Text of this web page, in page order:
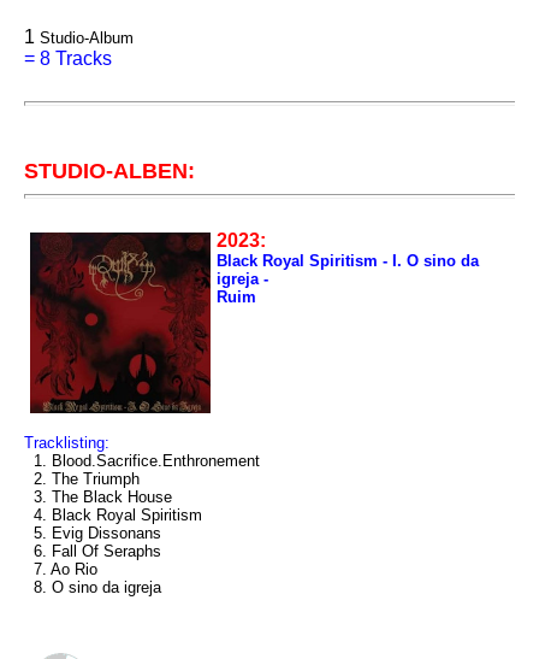
1 Studio-Album
= 8 Tracks
STUDIO-ALBEN:
2023:
Black Royal Spiritism - I. O sino da
igreja -
Ruim
Tracklisting:
1. Blood.Sacrifice.Enthronement
2. The Triumph
3. The Black House
4. Black Royal Spiritism
5. Evig Dissonans
6. Fall Of Seraphs
7. Ao Rio
8. O sino da igreja